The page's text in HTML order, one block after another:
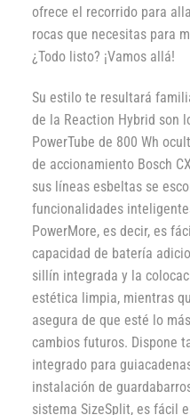
ofrece el recorrido para
rocas que necesitas para
¿Todo listo? ¡Vamos allá!
Su estilo te resultará
de la Reaction Hybrid son
PowerTube de 800 Wh
de accionamiento Bosch
sus líneas esbeltas se
funcionalidades
PowerMore, es decir, es
capacidad de batería
sillín integrada y la
estética limpia, mientras
asegura de que esté lo
cambios futuros. Dispone
integrado para
instalación de
sistema SizeSplit, es fácil